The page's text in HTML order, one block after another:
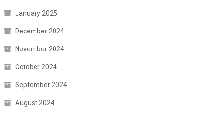
January 2025
December 2024
November 2024
October 2024
September 2024
August 2024